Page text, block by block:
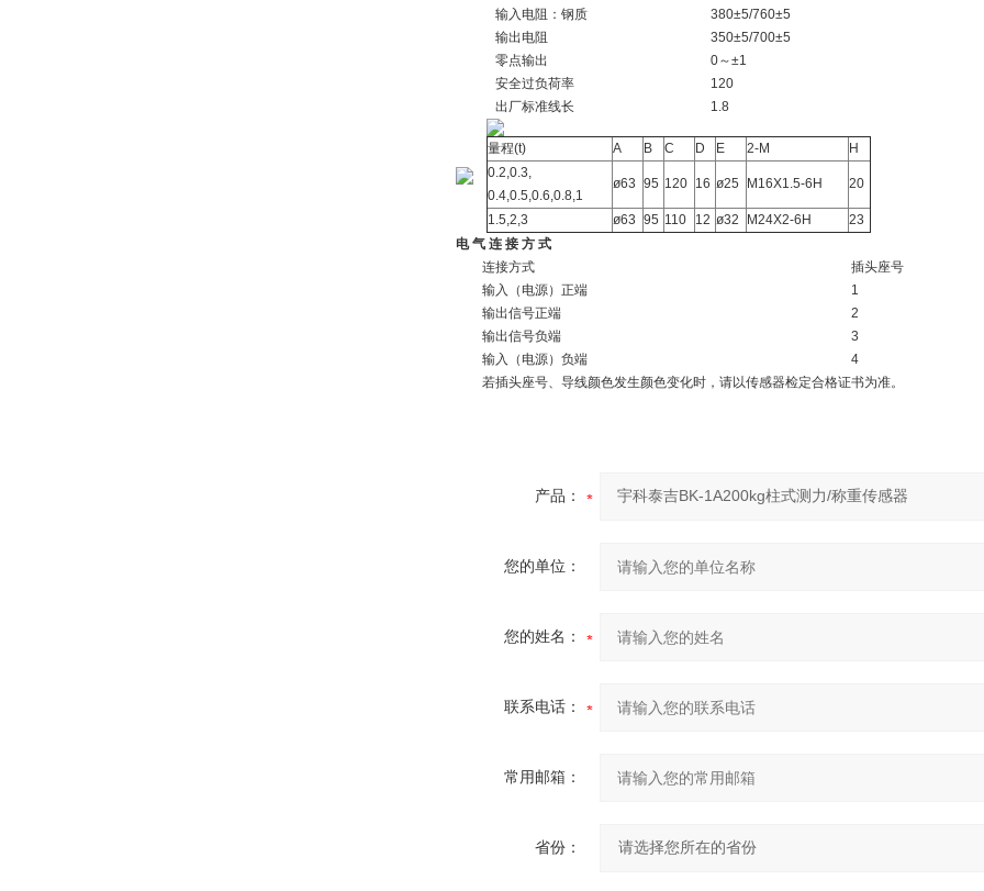
输入电阻：钢质
380±5/760±5
输出电阻
350±5/700±5
零点输出
0～±1
安全过负荷率
120
出厂标准线长
1.8
量程(t) A B C D E 2-M
H
0.2,0.3,
0.4,0.5,0.6,0.8,1
ø63 95 120 16 ø25 M16X1.5-6H 20
1.5,2,3 ø63 95 110 12 ø32 M24X2-6H
23
电 气 连 接 方 式
连接方式
插头座号
输入（电源）正端
1
输出信号正端
2
输出信号负端
3
输入（电源）负端
4
若插头座号、导线颜色发生颜色变化时，请以传感器检定合格证书为准。
产品：
您的单位：
您的姓名：
联系电话：
常用邮箱：
省份：